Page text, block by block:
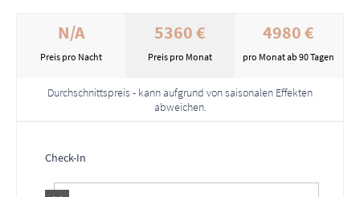
N/A
Preis pro Nacht
5360 €
Preis pro Monat
4980 €
pro Monat ab 90 Tagen
Durchschnittspreis - kann aufgrund von saisonalen Effekten
abweichen.
Check-In